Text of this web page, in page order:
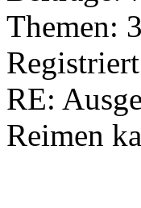
Themen:
RE:
Reimen